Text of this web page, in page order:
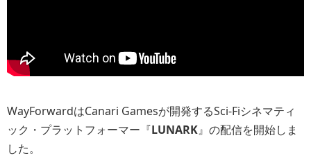
WayForwardはCanari Gamesが開発するSci-Fiシネマティ
ック・プラットフォーマー『LUNARK』の配信を開始しま
した。